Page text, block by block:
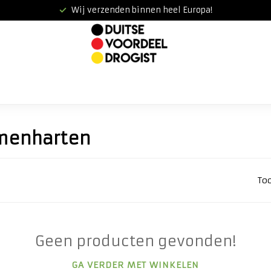
Wij verzenden binnen heel Europa!
Geen producten gevonden!
GA VERDER MET WINKELEN